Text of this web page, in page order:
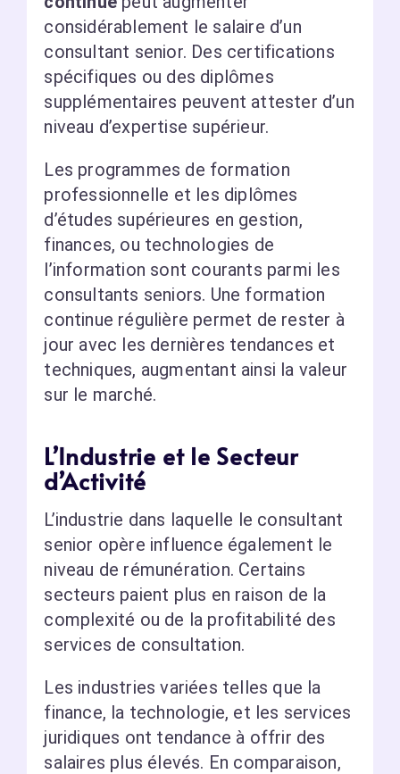
considérablement le salaire d’un
consultant senior. Des certifications
spécifiques ou des diplômes
supplémentaires peuvent attester d’un
niveau d’expertise supérieur.
Les programmes de formation
professionnelle et les diplômes
d’études supérieures en gestion,
finances, ou technologies de
l’information sont courants parmi les
consultants seniors. Une formation
continue régulière permet de rester à
jour avec les dernières tendances et
techniques, augmentant ainsi la valeur
sur le marché.
L’Industrie et le Secteur
d’Activité
L’industrie dans laquelle le consultant
senior opère influence également le
niveau de rémunération. Certains
secteurs paient plus en raison de la
complexité ou de la profitabilité des
services de consultation.
Les industries variées telles que la
finance, la technologie, et les services
juridiques ont tendance à offrir des
salaires plus élevés. En comparaison,